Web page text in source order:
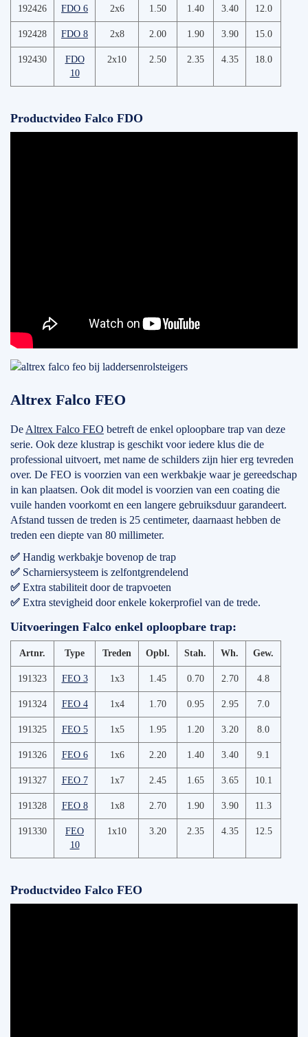
192426 FDO 6 2x6 1.50 1.40 3.40 12.0
192428 FDO 8 2x8 2.00 1.90 3.90 15.0
192430
FDO
10
2x10 2.50 2.35 4.35 18.0
Productvideo Falco FDO
Altrex Falco FEO
De Altrex Falco FEO betreft de enkel oploopbare trap van deze
serie. Ook deze klustrap is geschikt voor iedere klus die de
professional uitvoert, met name de schilders zijn hier erg tevreden
over. De FEO is voorzien van een werkbakje waar je gereedschap
in kan plaatsen. Ook dit model is voorzien van een coating die
vuile handen voorkomt en een langere gebruiksduur garandeert.
Afstand tussen de treden is 25 centimeter, daarnaast hebben de
treden een diepte van 80 millimeter.
✅ Handig werkbakje bovenop de trap
✅ Scharniersysteem is zelfontgrendelend
✅ Extra stabiliteit door de trapvoeten
✅ Extra stevigheid door enkele kokerprofiel van de trede.
Uitvoeringen Falco enkel oploopbare trap:
Artnr. Type Treden Opbl. Stah. Wh. Gew.
191323 FEO 3 1x3 1.45 0.70 2.70 4.8
191324 FEO 4 1x4 1.70 0.95 2.95 7.0
191325 FEO 5 1x5 1.95 1.20 3.20 8.0
191326 FEO 6 1x6 2.20 1.40 3.40 9.1
191327 FEO 7 1x7 2.45 1.65 3.65 10.1
191328 FEO 8 1x8 2.70 1.90 3.90 11.3
191330
FEO
10
1x10 3.20 2.35 4.35 12.5
Productvideo Falco FEO